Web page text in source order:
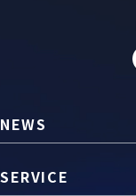
NEWS
SERVICE